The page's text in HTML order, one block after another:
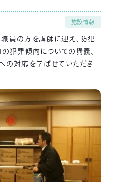
施設情報
員の方を講師に迎え、防犯
犯罪傾向についての講義、
の対応を学ばせていただき